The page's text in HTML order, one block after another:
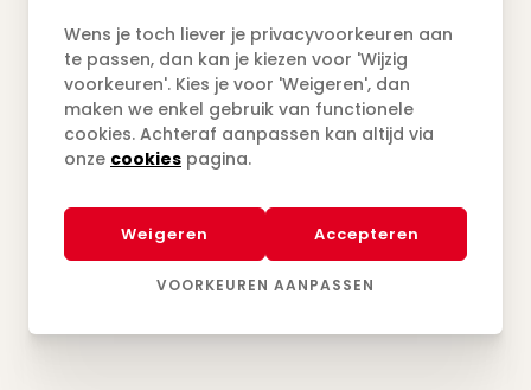
verpleegkundigen of mensen met
een professionele activiteit in dit
werkveld. Zij zijn verbonden aan
zorginstellingen, expertisecentra of
beroepsverenigingen. Als
professionals een reële ervaring in
Wens je toch liever je privacyvoorkeuren aan
te passen, dan kan je kiezen voor 'Wijzig
voorkeuren'. Kies je voor 'Weigeren', dan
maken we enkel gebruik van functionele
cookies. Achteraf aanpassen kan altijd via
onze cookies pagina.
Weigeren Accepteren
VOORKEUREN AANPASSEN